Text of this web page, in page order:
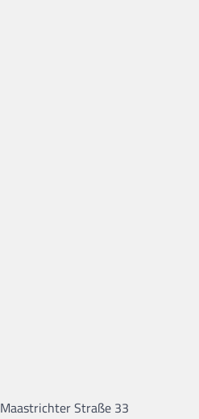
Maastrichter Straße 33